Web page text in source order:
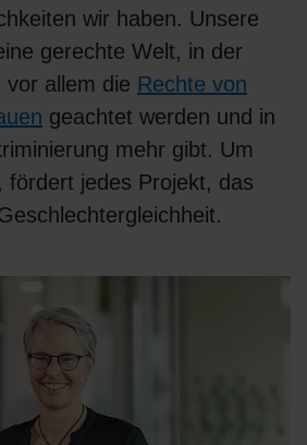
wir haben. Unsere
gerechte Welt, in der
vor allem die Rechte von
geachtet werden und in
mehr gibt. Um
fördert jedes Projekt, das